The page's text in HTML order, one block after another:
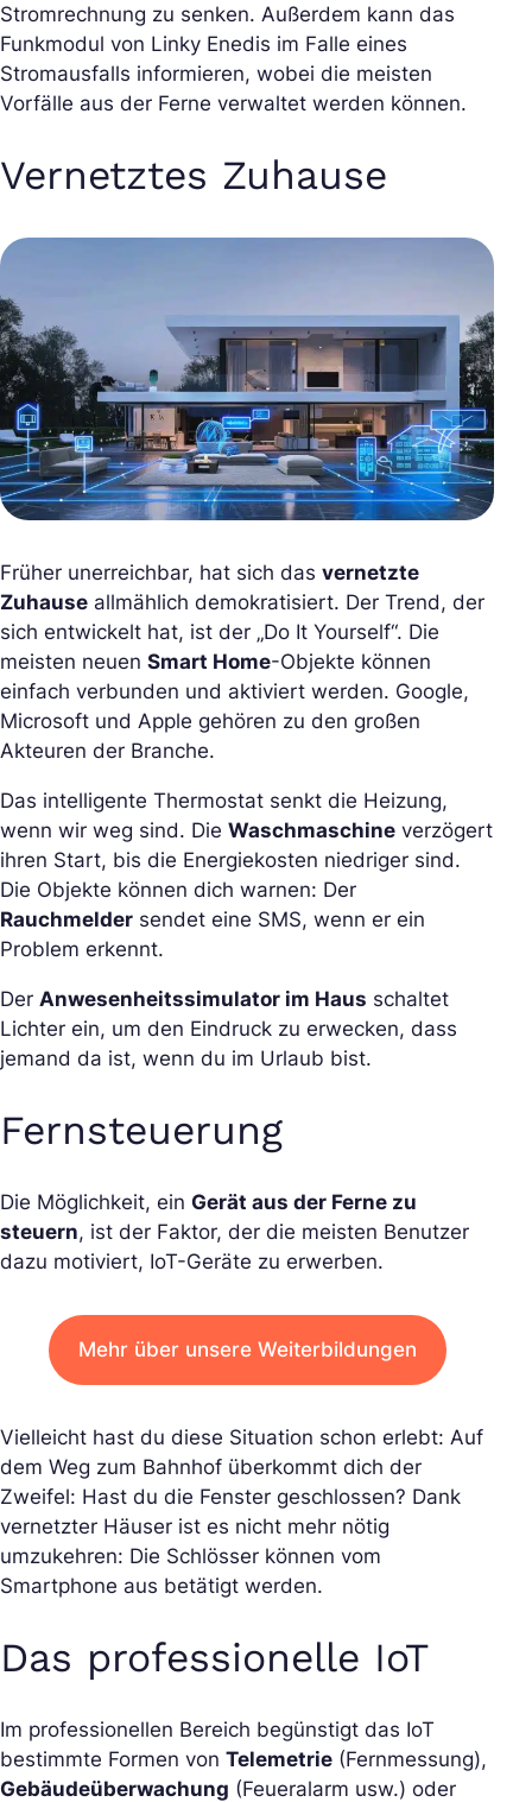
Stromrechnung zu senken. Außerdem kann das
Funkmodul von Linky Enedis im Falle eines
Stromausfalls informieren, wobei die meisten
Vorfälle aus der Ferne verwaltet werden können.
Vernetztes Zuhause
Früher unerreichbar, hat sich das vernetzte
Zuhause allmählich demokratisiert. Der Trend, der
sich entwickelt hat, ist der „Do It Yourself“. Die
meisten neuen Smart Home-Objekte können
einfach verbunden und aktiviert werden. Google,
Microsoft und Apple gehören zu den großen
Akteuren der Branche.
Das intelligente Thermostat senkt die Heizung,
wenn wir weg sind. Die Waschmaschine verzögert
ihren Start, bis die Energiekosten niedriger sind.
Die Objekte können dich warnen: Der
Rauchmelder sendet eine SMS, wenn er ein
Problem erkennt.
Der Anwesenheitssimulator im Haus schaltet
Lichter ein, um den Eindruck zu erwecken, dass
jemand da ist, wenn du im Urlaub bist.
Fernsteuerung
Die Möglichkeit, ein Gerät aus der Ferne zu
steuern, ist der Faktor, der die meisten Benutzer
dazu motiviert, IoT-Geräte zu erwerben.
Mehr über unsere Weiterbildungen
Vielleicht hast du diese Situation schon erlebt: Auf
dem Weg zum Bahnhof überkommt dich der
Zweifel: Hast du die Fenster geschlossen? Dank
vernetzter Häuser ist es nicht mehr nötig
umzukehren: Die Schlösser können vom
Smartphone aus betätigt werden.
Das professionelle IoT
Im professionellen Bereich begünstigt das IoT
bestimmte Formen von Telemetrie (Fernmessung),
Gebäudeüberwachung (Feueralarm usw.) oder